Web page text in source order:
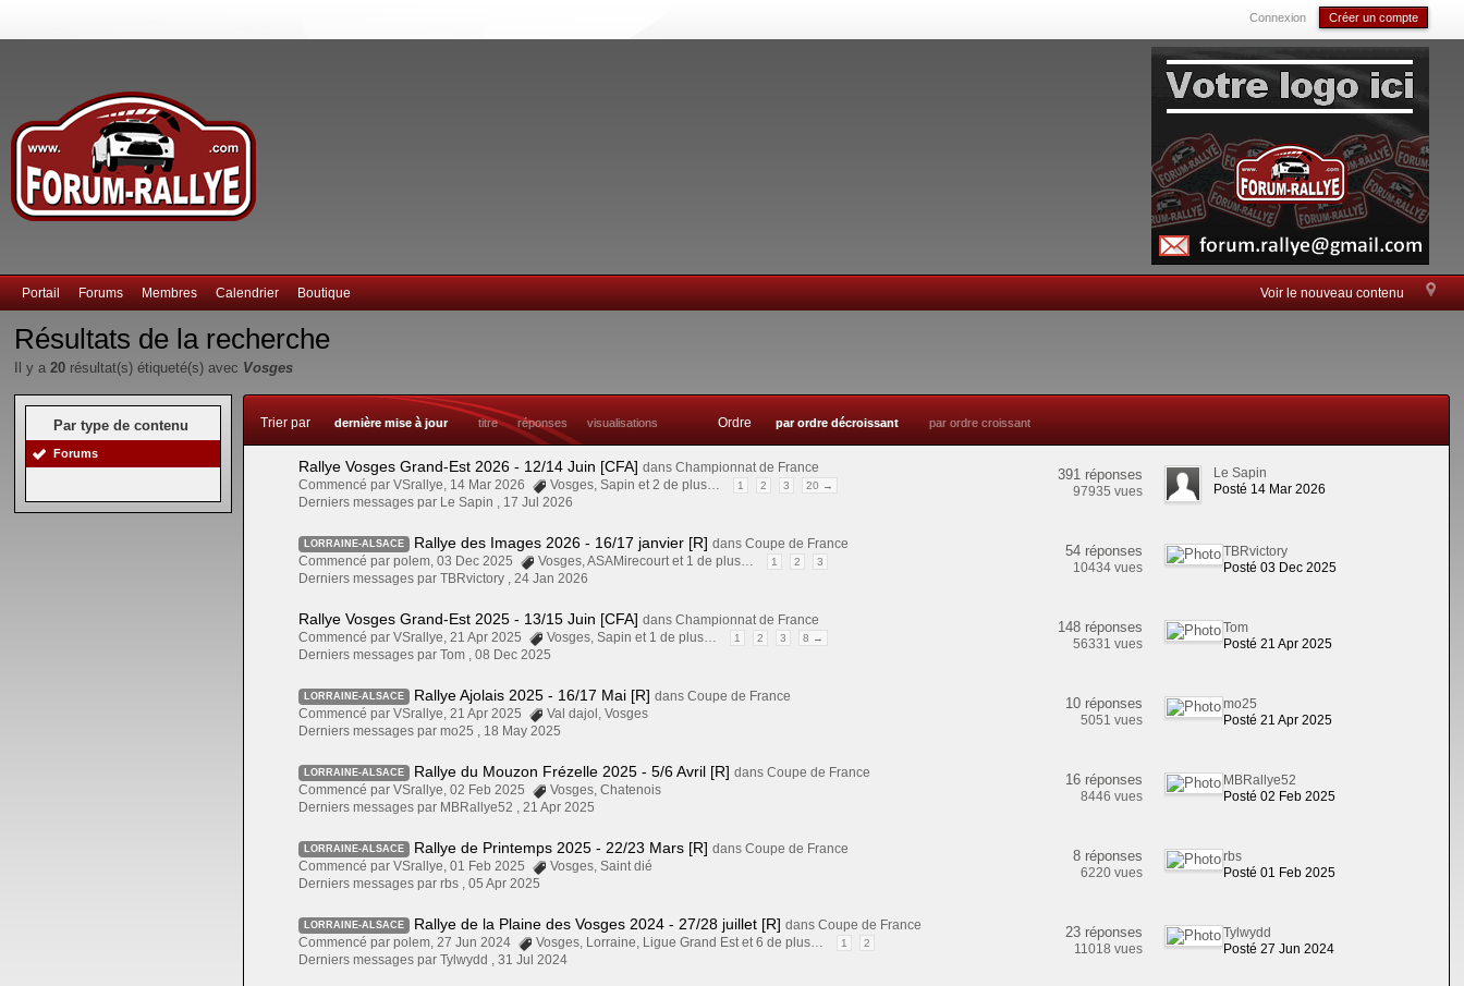
Connexion Créer un compte
Voir le nouveau contenu
Portail Forums Membres Calendrier Boutique
Résultats de la recherche
Il y a20 résultat(s) étiqueté(s) avec Vosges
Par type de contenu
Forums
Trier par dernière mise à jour titre réponses visualisations Ordre par ordre décroissant par ordre croissant
Rallye Vosges Grand-Est 2026 - 12/14 Juin [CFA] dans Championnat de France
Commencé par VSrallye, 14 Mar 2026
Vosges,Sapin et 2 de plus… 1 2 3 20 →
Derniers messages par Le Sapin , 17 Jul 2026
391 réponses
97935 vues
Le Sapin
Posté 14 Mar 2026
LORRAINE-ALSACE Rallye des Images 2026 - 16/17 janvier [R] dans Coupe de France
Commencé par polem, 03 Dec 2025
Vosges,ASAMirecourt et 1 de plus… 1 2 3
Derniers messages par TBRvictory ,24 Jan 2026
54 réponses
10434 vues
TBRvictory
Posté 03 Dec 2025
Rallye Vosges Grand-Est 2025 - 13/15 Juin [CFA] dans Championnat de France
Commencé par VSrallye, 21 Apr 2025
Vosges,Sapin et 1 de plus… 1 2 3 8 →
Derniers messages par Tom ,08 Dec 2025
148 réponses
56331 vues
Tom
Posté 21 Apr 2025
LORRAINE-ALSACE Rallye Ajolais 2025 - 16/17 Mai [R] dans Coupe de France
Commencé par VSrallye, 21 Apr 2025
Val dajol ,Vosges
Derniers messages par mo25 , 18 May 2025
10 réponses
5051 vues
mo25
Posté 21 Apr 2025
LORRAINE-ALSACE Rallye du Mouzon Frézelle 2025 - 5/6 Avril [R] dans Coupe de France
Commencé par VSrallye, 02 Feb 2025
Vosges,Chatenois
Derniers messages par MBRallye52 ,21 Apr 2025
16 réponses
8446 vues
MBRallye52
Posté 02 Feb 2025
LORRAINE-ALSACE Rallye de Printemps 2025 - 22/23 Mars [R] dans Coupe de France
Commencé par VSrallye, 01 Feb 2025
Vosges,Saint dié
Derniers messages par rbs ,05 Apr 2025
8 réponses
6220 vues
rbs
Posté 01 Feb 2025
LORRAINE-ALSACE Rallye de la Plaine des Vosges 2024 - 27/28 juillet [R] dans Coupe de France
Commencé par polem, 27 Jun 2024
Vosges, Lorraine, Ligue Grand Est et 6 de plus… 1 2
Derniers messages par Tylwydd ,31 Jul 2024
23 réponses
11018 vues
Tylwydd
Posté 27 Jun 2024